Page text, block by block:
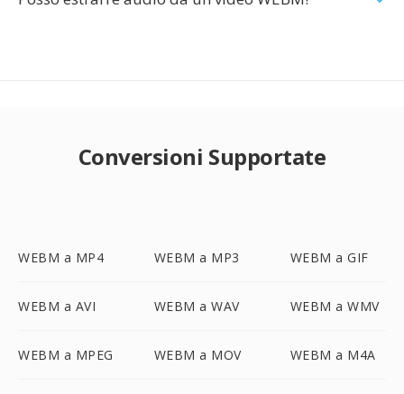
Conversioni Supportate
WEBM a MP4 WEBM a MP3 WEBM a GIF
WEBM a AVI WEBM a WAV WEBM a WMV
WEBM a MPEG WEBM a MOV WEBM a M4A